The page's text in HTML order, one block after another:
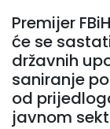
Premijer
će se
državnih
saniranje
od
javnom